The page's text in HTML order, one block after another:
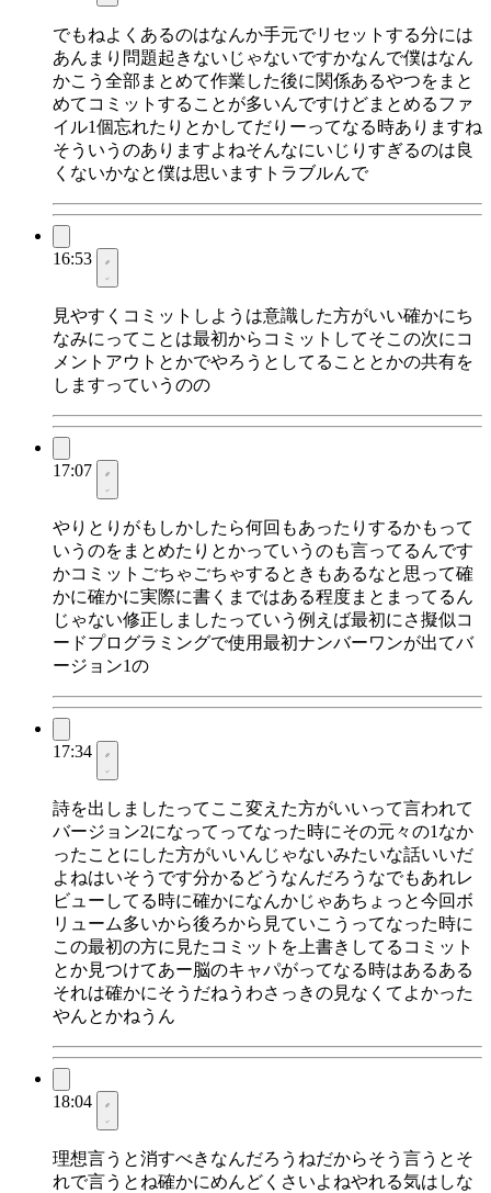
でもねよくあるのはなんか手元でリセットする分には
あんまり問題起きないじゃないですかなんで僕はなん
かこう全部まとめて作業した後に関係あるやつをまと
めてコミットすることが多いんですけどまとめるファ
イル1個忘れたりとかしてだりーってなる時ありますね
そういうのありますよねそんなにいじりすぎるのは良
くないかなと僕は思いますトラブルんで
16:53
見やすくコミットしようは意識した方がいい確かにち
なみにってことは最初からコミットしてそこの次にコ
メントアウトとかでやろうとしてることとかの共有を
しますっていうのの
17:07
やりとりがもしかしたら何回もあったりするかもって
いうのをまとめたりとかっていうのも言ってるんです
かコミットごちゃごちゃするときもあるなと思って確
かに確かに実際に書くまではある程度まとまってるん
じゃない修正しましたっていう例えば最初にさ擬似コ
ードプログラミングで使用最初ナンバーワンが出てバ
ージョン1の
17:34
詩を出しましたってここ変えた方がいいって言われて
バージョン2になってってなった時にその元々の1なか
ったことにした方がいいんじゃないみたいな話いいだ
よねはいそうです分かるどうなんだろうなでもあれレ
ビューしてる時に確かになんかじゃあちょっと今回ボ
リューム多いから後ろから見ていこうってなった時に
この最初の方に見たコミットを上書きしてるコミット
とか見つけてあー脳のキャパがってなる時はあるある
それは確かにそうだねうわさっきの見なくてよかった
やんとかねうん
18:04
理想言うと消すべきなんだろうねだからそう言うとそ
れで言うとね確かにめんどくさいよねやれる気はしな